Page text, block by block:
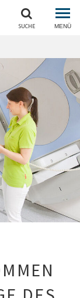
SUCHE MENÜ